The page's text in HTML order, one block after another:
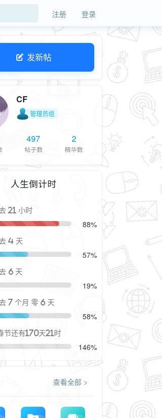
注册 登录
发新帖
CF
管理员组
497
帖子数
2
精华数
人生倒计时
21 小时
88%
4 天
57%
6 天
19%
7 个月 零 6 天
58%
节还有170天21时
146%
查看全部 >